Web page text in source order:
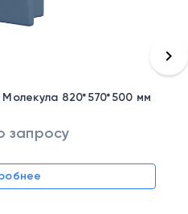
820*570*500 мм
запросу
keyboard_arrow_right